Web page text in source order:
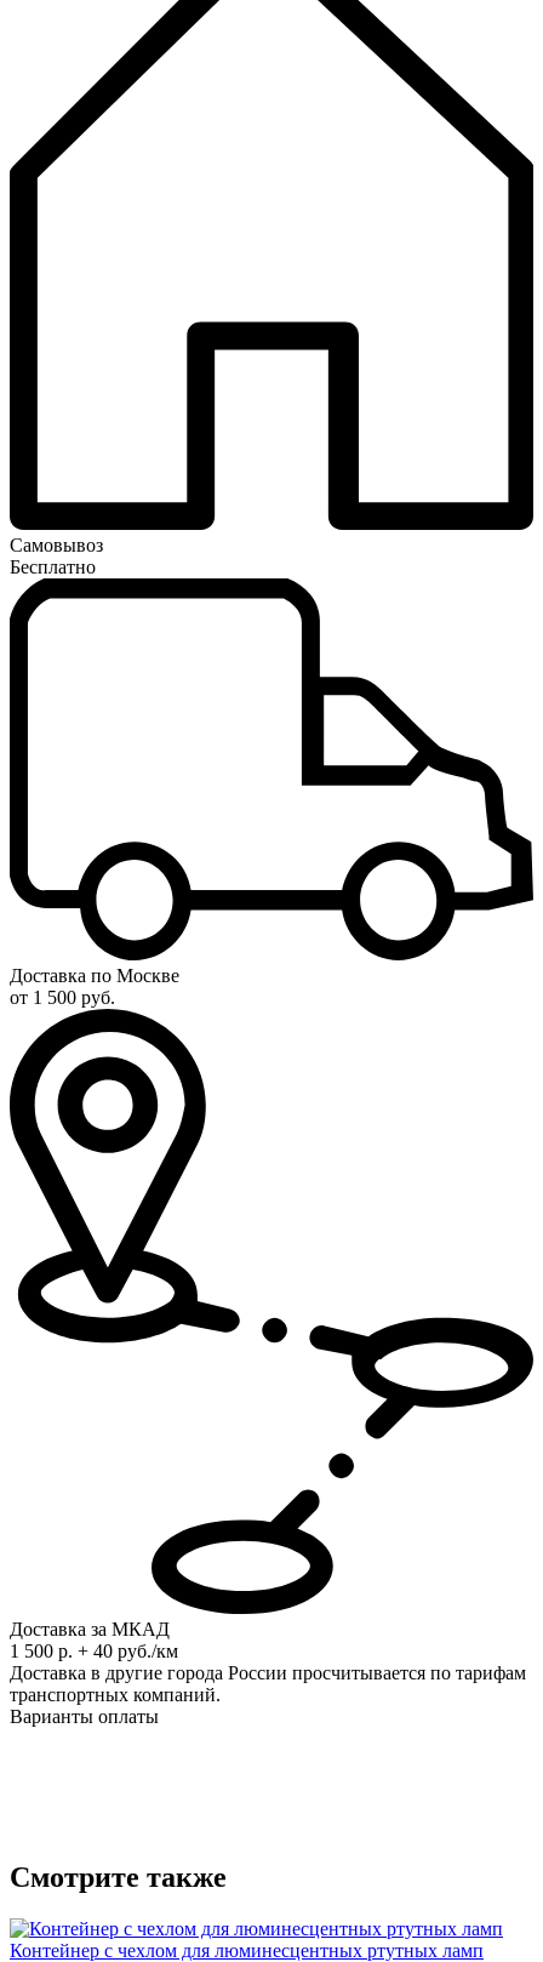
Самовывоз
Бесплатно
Доставка по Москве
от 1 500 руб.
Доставка за МКАД
1 500 р. + 40 руб./км
Доставка в другие города России просчитывается по тарифам
транспортных компаний.
Варианты оплаты
Смотрите также
Контейнер с чехлом для люминесцентных ртутных ламп